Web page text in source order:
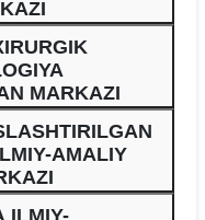
MARKAZI
AMALIY
ILMIY-